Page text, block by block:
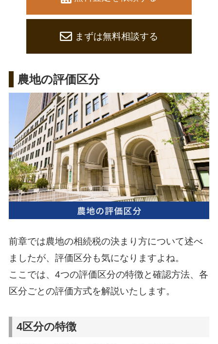
まずは無料相談する
農地の評価区分
前章では農地の相続税の決まり方について述べ
ましたが、評価区分も気になりますよね。
ここでは、4つの評価区分の特徴と確認方法、各
区分ごとの評価方式を解説いたします。
4区分の特徴